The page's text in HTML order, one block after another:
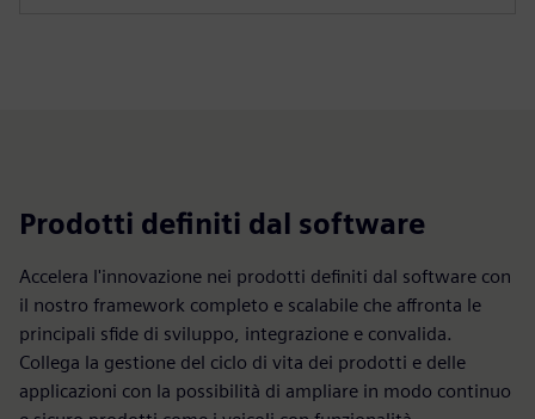
Prodotti definiti dal software
Accelera l'innovazione nei prodotti definiti dal software con
il nostro framework completo e scalabile che affronta le
principali sfide di sviluppo, integrazione e convalida.
Collega la gestione del ciclo di vita dei prodotti e delle
applicazioni con la possibilità di ampliare in modo continuo